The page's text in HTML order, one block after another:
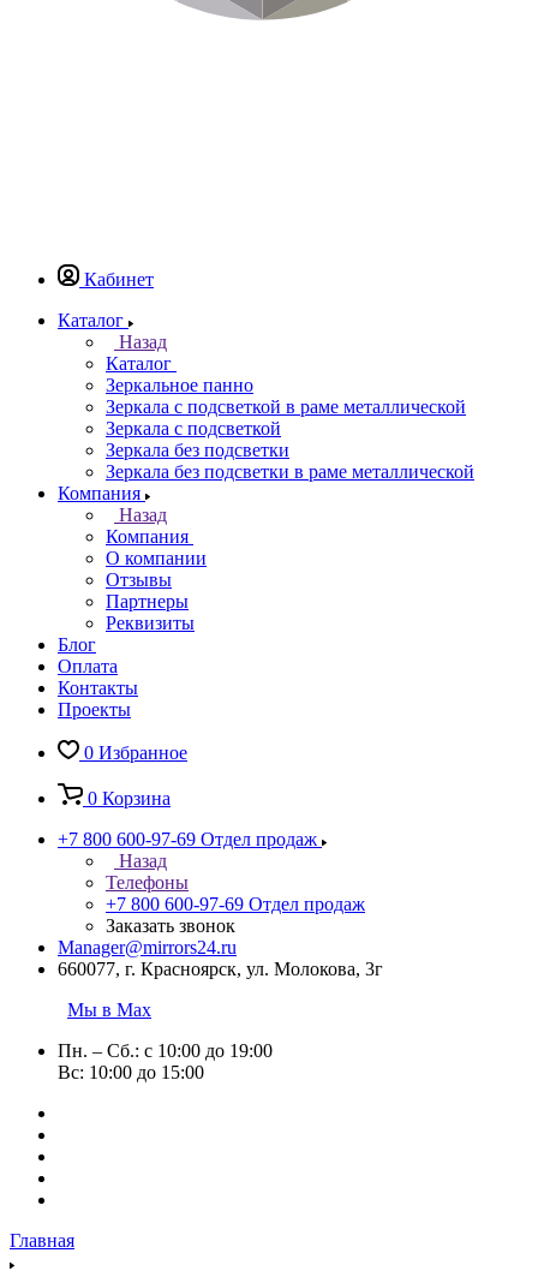
Кабинет
Каталог
Назад
Каталог
Зеркальное панно
Зеркала с подсветкой в раме металлической
Зеркала с подсветкой
Зеркала без подсветки
Зеркала без подсветки в раме металлической
Компания
Назад
Компания
О компании
Отзывы
Партнеры
Реквизиты
Блог
Оплата
Контакты
Проекты
0 Избранное
0 Корзина
+7 800 600-97-69 Отдел продаж
Назад
Телефоны
+7 800 600-97-69 Отдел продаж
Заказать звонок
Manager@mirrors24.ru
660077, г. Красноярск, ул. Молокова, 3г
Мы в Max
Пн. – Сб.: с 10:00 до 19:00
Вс: 10:00 до 15:00
Главная